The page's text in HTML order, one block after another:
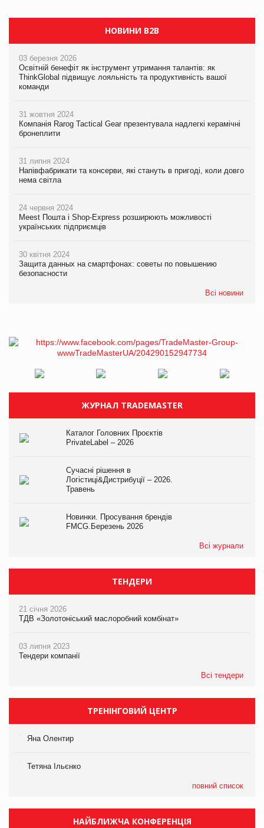
НОВИНИ B2B
03 березня 2026
Освітній бенефіт як інструмент утримання талантів: як
ThinkGlobal підвищує лояльність та продуктивність вашої
команди
31 жовтня 2024
Компанія Rarog Tactical Gear презентувала надлегкі керамічні
бронеплити
31 липня 2024
Напівфабрикати та консерви, які стануть в пригоді, коли довго
нема світла
24 червня 2024
Meest Пошта і Shop-Express розширюють можливості
українських підприємців
30 квітня 2024
Защита данных на смартфонах: советы по повышению
безопасности
Всі новини
ЖУРНАЛ TRADEMASTER
Каталог Головних Проєктів
PrivateLabel – 2026
Сучасні рішення в
Логістиці&Дистрибуції – 2026.
Травень
Новинки. Просування брендів
FMCG.Березень 2026
Всі журнали
ТЕНДЕРИ
21 січня 2026
ТДВ «Золотоніський маслоробний комбінат»
03 липня 2023
Тендери компанії
Всі тендери
ТРЕНІНГОВИЙ ЦЕНТР
Яна Олентир
Тетяна Ільєнко
повний список
НАЙБЛИЖЧА КОНФЕРЕНЦІЯ